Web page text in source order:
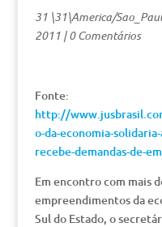
31 \31\America/
2011|0 Comentários
Fonte:
http://
o-da-economia-
recebe-demandas-de-
Em encontro com mais
empreendimentos da
Sul do Estado, o